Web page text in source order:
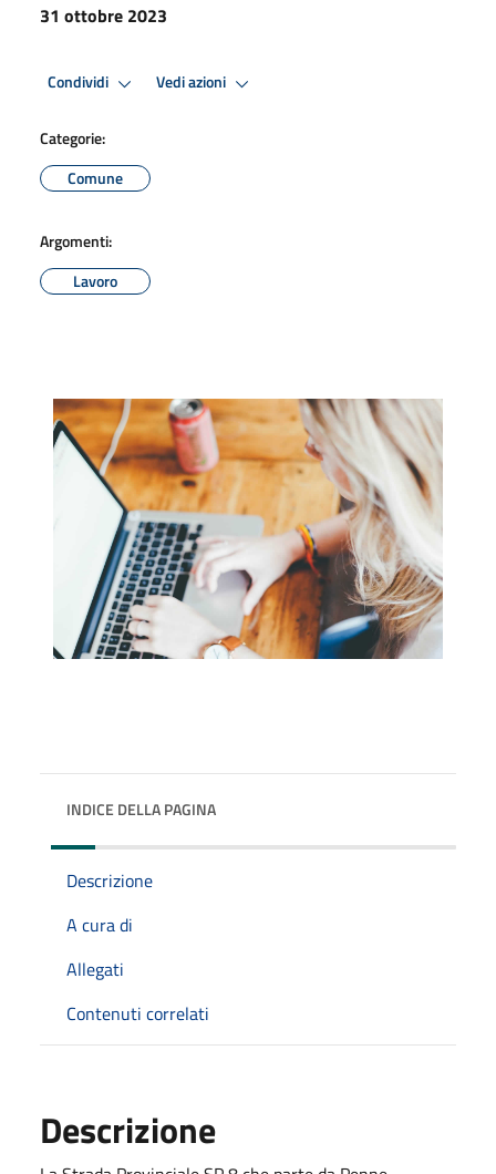
31 ottobre 2023
Condividi Vedi azioni
Categorie:
Comune
Argomenti:
Lavoro
INDICE DELLA PAGINA
Descrizione
A cura di
Allegati
Contenuti correlati
Descrizione